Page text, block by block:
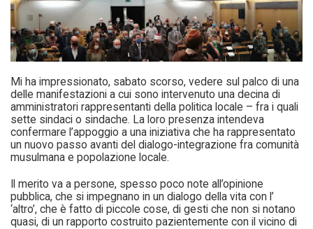
Mi ha impressionato, sabato scorso, vedere sul palco di una
delle manifestazioni a cui sono intervenuto una decina di
amministratori rappresentanti della politica locale – fra i quali
sette sindaci o sindache. La loro presenza intendeva
confermare l’appoggio a una iniziativa che ha rappresentato
un nuovo passo avanti del dialogo-integrazione fra comunità
musulmana e popolazione locale.
Il merito va a persone, spesso poco note all’opinione
pubblica, che si impegnano in un dialogo della vita con l’
‘altro’, che è fatto di piccole cose, di gesti che non si notano
quasi, di un rapporto costruito pazientemente con il vicino di